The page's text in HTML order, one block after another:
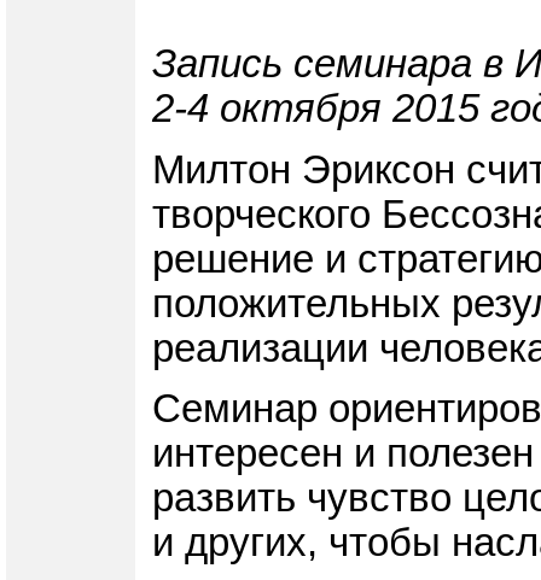
Запись семинара в
2-4 октября 2015
Милтон Эриксон
творческого
решение и
положительных
реализации
Семинар
интересен и
развить чувство
и других, чтобы